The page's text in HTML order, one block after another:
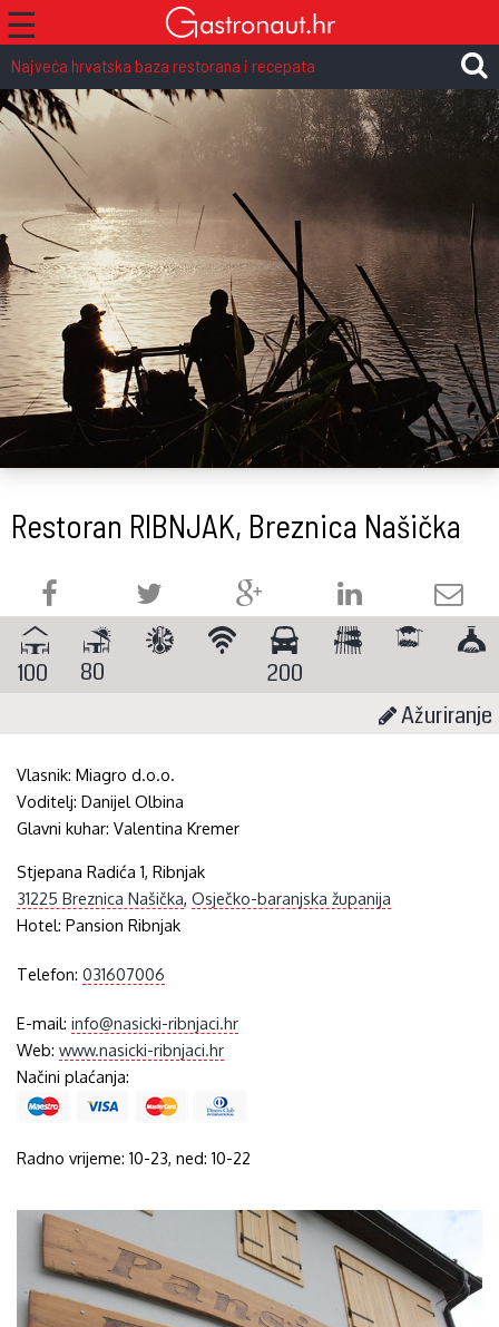
☰
Najveća hrvatska baza restorana i recepata
Restoran RIBNJAK, Breznica Našička
100 80
200
Ažuriranje
Vlasnik:Miagro d.o.o.
Voditelj:Danijel Olbina
Glavni kuhar:Valentina Kremer
Stjepana Radića 1, Ribnjak
31225 Breznica Našička,Osječko-baranjska županija
Hotel:Pansion Ribnjak
Telefon:031607006
E-mail:info@nasicki-ribnjaci.hr
Web:www.nasicki-ribnjaci.hr
Načini plaćanja:
Radno vrijeme: 10-23, ned: 10-22